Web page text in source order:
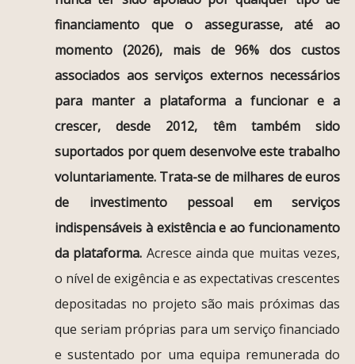
financiamento que o assegurasse, até ao
momento (2026), mais de 96% dos custos
associados aos serviços externos necessários
para manter a plataforma a funcionar e a
crescer, desde 2012, têm também sido
suportados por quem desenvolve este trabalho
voluntariamente. Trata-se de milhares de euros
de investimento pessoal em serviços
indispensáveis à existência e ao funcionamento
da plataforma. Acresce ainda que muitas vezes,
o nível de exigência e as expectativas crescentes
depositadas no projeto são mais próximas das
que seriam próprias para um serviço financiado
e sustentado por uma equipa remunerada do